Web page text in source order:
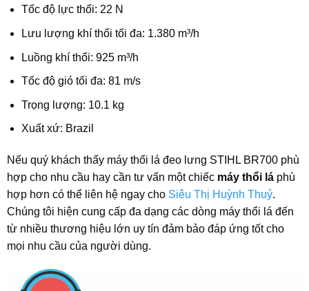
Tốc độ lực thổi: 22 N
Lưu lượng khí thổi tối đa: 1.380 m³/h
Luồng khí thổi: 925 m³/h
Tốc độ gió tối đa: 81 m/s
Trọng lượng: 10.1 kg
Xuất xứ: Brazil
Nếu quý khách thấy máy thổi lá đeo lưng STIHL BR700 phù
hợp cho nhu cầu hay cần tư vấn một chiếc máy thổi láphù
hợp hơn có thể liên hệ ngay cho Siêu Thị Huỳnh Thuỷ.
Chúng tôi hiện cung cấp đa dạng các dòng máy thổi lá đến
từ nhiều thương hiệu lớn uy tín đảm bảo đáp ứng tốt cho
mọi nhu cầu của người dùng.